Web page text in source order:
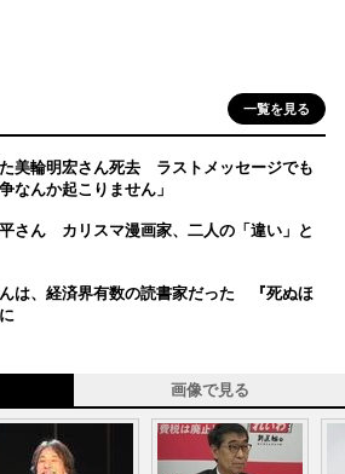
一覧を見る
美輪明宏さん死去 ラストメッセージでも
んか起こりません」
さん カリスマ漫画家、二人の「違い」と
は、経済界有数の読書家だった 『死ぬほ
画像で見る